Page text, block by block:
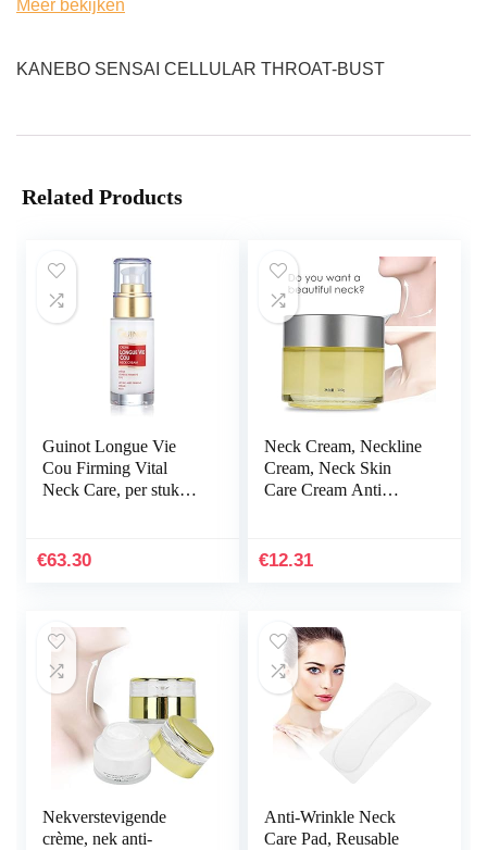
Meer bekijken
KANEBO SENSAI CELLULAR THROAT-BUST
Related Products
Guinot Longue Vie
Cou Firming Vital
Neck Care, per stuk
€63.30
Neck Cream, Neckline
Cream, Neck Skin
Care Cream Anti
Hydraterende
€12.31
Nekverstevigende
crème, nek anti-
Anti-Wrinkle Neck
Care Pad, Reusable